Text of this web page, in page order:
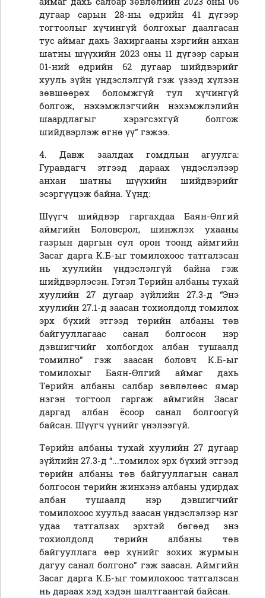
дугаар сарын 28-ны өдрийн 41 дүгээр
тогтоолыг хүчингүй болгохыг даалгасан
тус аймаг дахь Захиргааны хэргийн анхан
шатны шүүхийн 2023 оны 11 дүгээр сарын
01-ний өдрийн 62 дугаар шийдвэрийг
хууль зүйн үндэслэлгүй гэж үзээд хүлээн
зөвшөөрөх боломжгүй тул хүчингүй
болгож, нэхэмжлэгчийн нэхэмжлэлийн
шаардлагыг хэрэгсэхгүй болгож
шийдвэрлэж өгнө үү” гэжээ.
4. Давж заалдах гомдлын агуулга:
Гуравдагч этгээд дараах үндэслэлээр
анхан шатны шүүхийн шийдвэрийг
эсэргүүцэж байна. Үүнд:
Шүүгч шийдвэр гаргахдаа Баян-Өлгий
аймгийн Боловсрол, шинжлэх ухааны
газрын даргын сул орон тоонд аймгийн
Засаг дарга К.Б-ыг томилохоос татгалзсан
нь хуулийн үндэслэлгүй байна гэж
шийдвэрлэсэн. Гэтэл Төрийн албаны тухай
хуулийн 27 дугаар зүйлийн 27.3-д “Энэ
хуулийн 27.1-д заасан тохиолдолд томилох
эрх бүхий этгээд төрийн албаны төв
байгууллагаас санал болгосон нэр
дэвшигчийг холбогдох албан тушаалд
томилно” гэж заасан боловч К.Б-ыг
томилохыг Баян-Өлгий аймаг дахь
Төрийн албаны салбар зөвлөлөөс ямар
нэгэн тогтоол гаргаж аймгийн Засаг
даргад албан ёсоор санал болгоогүй
байсан. Шүүгч үүнийг үнэлээгүй.
Төрийн албаны тухай хуулийн 27 дугаар
зүйлийн 27.3-д “...томилох эрх бүхий этгээд
төрийн албаны төв байгууллагын санал
болгосон төрийн жинхэнэ албаны удирдах
албан тушаалд нэр дэвшигчийг
томилохоос хуульд заасан үндэслэлээр нэг
удаа татгалзах эрхтэй бөгөөд энэ
тохиолдолд төрийн албаны төв
байгууллага өөр хүнийг зохих журмын
дагуу санал болгоно” гэж заасан. Аймгийн
Засаг дарга К.Б-ыг томилохоос татгалзсан
нь дараах хэд хэдэн шалтгаантай байсан.